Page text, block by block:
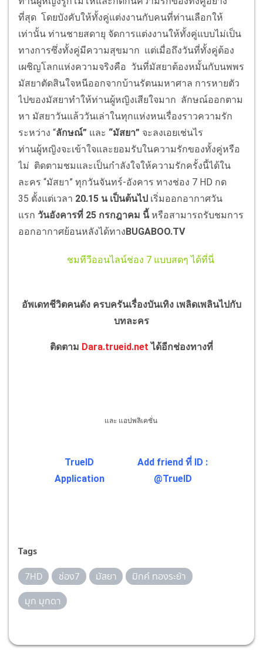
ที่สุด โดยบังคับให้ทั้งคู่แต่งงานกับคนที่ท่านเลือกให้
เท่านั้น ท่านชายสดายุ จัดการแต่งงานให้ทั้งคู่แบบไม่เป็น
ทางการซึ่งทั้งคู่มีความสุขมาก แต่เมื่อถึงวันที่ทั้งคู่ต้อง
เผชิญโลกแห่งความจริงคือ วันที่มัสยาต้องหมั้นกับนพพร
มัสยาตัดสินใจหนีออกจากบ้านรัตนมหาศาล การหายตัว
ไปของมัสยาทำให้ท่านผู้หญิงเสียใจมาก ลักษณ์ออกตาม
หา มัสยาวันแล้ววันเล่าในทุกแห่งหนเรื่องราวความรัก
ระหว่าง “ลักษณ์” และ “มัสยา” จะลงเอยเช่นไร
ท่านผู้หญิงจะเข้าใจและยอมรับในความรักของทั้งคู่หรือ
ไม่ ติดตามชมและเป็นกำลังใจให้ความรักครั้งนี้ได้ใน
ละคร “มัสยา” ทุกวันจันทร์-อังคาร ทางช่อง 7 HD กด
35 ตั้งแต่เวลา 20.15 น เป็นต้นไป เริ่มออกอากาศวัน
แรก วันอังคารที่ 25 กรกฎาคม นี้หรือสามารถรับชมการ
ออกอากาศย้อนหลังได้ทางBUGABOO.TV
ชมทีวีออนไลน์ช่อง 7 แบบสดๆ ได้ที่นี่
อัพเดทชีวิตคนดัง ครบครันเรื่องบันเทิง เพลิดเพลินไปกับ
บทละคร
ติดตาม Dara.trueid.net ได้อีกช่องทางที่
และ แอปพลิเคชั่น
TrueID
Application
Add friend ที่ ID :
@TrueID
Tags
7HD ช่อง7 มัสยา
มิกค์ ทองระย้า
มุก มุกดา